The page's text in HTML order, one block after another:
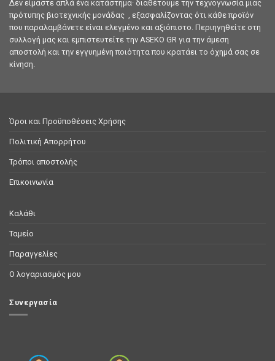
Δεν είμαστε απλά ένα κατάστημα· διαθέτουμε την τεχνογνωσία μιας
πρότυπης βιοτεχνικής μονάδας , εξασφαλίζοντας ότι κάθε προϊόν
που παραλαμβάνετε είναι ελεγμένο και αξιόπιστο. Περιηγηθείτε στη
συλλογή μας και εμπιστευτείτε την ASEKO GR για την άμεση
αποστολή και την εγγυημένη ποιότητα που κρατάει το όχημά σας σε
κίνηση.
Όροι και Προϋποθέσεις Χρήσης
Πολιτική Απορρήτου
Τρόποι αποστολής
Επικοινωνία
Καλάθι
Ταμείο
Παραγγελίες
Ο λογαριασμός μου
Συνεργασία